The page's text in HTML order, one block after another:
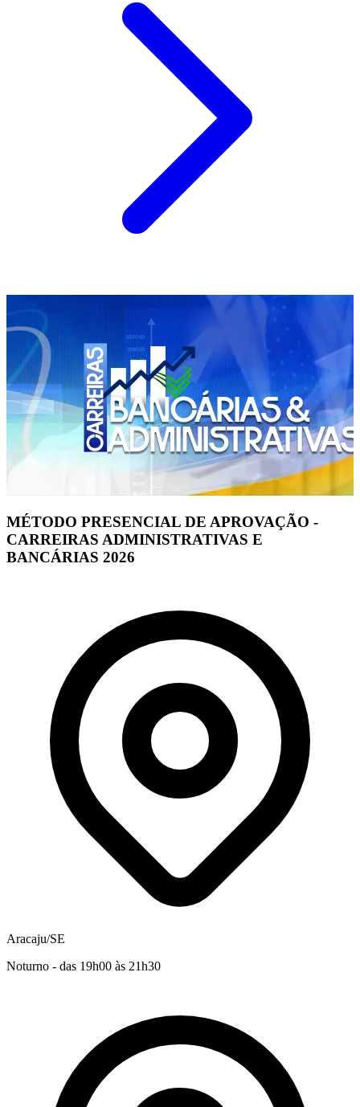
MÉTODO PRESENCIAL DE APROVAÇÃO -
CARREIRAS ADMINISTRATIVAS E
BANCÁRIAS 2026
Aracaju/SE
Noturno - das 19h00 às 21h30